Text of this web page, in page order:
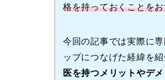
格を持っておくことを
今回の記事では実際に
ップにつなげた経緯を紹
医を持つメリットやデ